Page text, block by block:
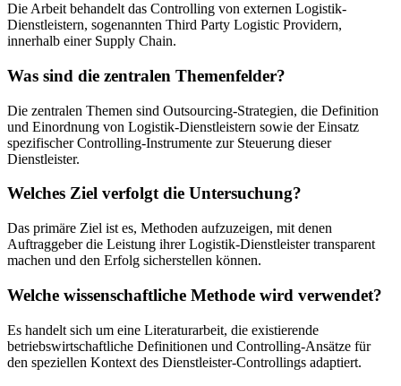
Die Arbeit behandelt das Controlling von externen Logistik-
Dienstleistern, sogenannten Third Party Logistic Providern,
innerhalb einer Supply Chain.
Was sind die zentralen Themenfelder?
Die zentralen Themen sind Outsourcing-Strategien, die Definition
und Einordnung von Logistik-Dienstleistern sowie der Einsatz
spezifischer Controlling-Instrumente zur Steuerung dieser
Dienstleister.
Welches Ziel verfolgt die Untersuchung?
Das primäre Ziel ist es, Methoden aufzuzeigen, mit denen
Auftraggeber die Leistung ihrer Logistik-Dienstleister transparent
machen und den Erfolg sicherstellen können.
Welche wissenschaftliche Methode wird verwendet?
Es handelt sich um eine Literaturarbeit, die existierende
betriebswirtschaftliche Definitionen und Controlling-Ansätze für
den speziellen Kontext des Dienstleister-Controllings adaptiert.